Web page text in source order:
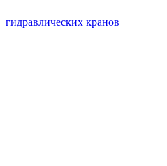
гидравлических кранов